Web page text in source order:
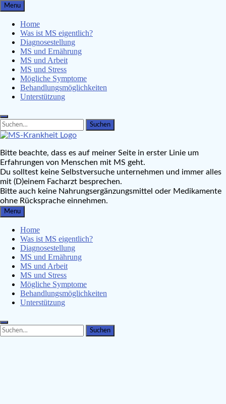
Skip
to
content
Menu
Home
Was ist MS eigentlich?
Diagnosestellung
MS und Ernährung
MS und Arbeit
MS und Stress
Mögliche Symptome
Behandlungsmöglichkeiten
Unterstützung
Search
for:
Search
MS-Krankheit.de
Leben mit Multipler Sklerose
Bitte beachte, dass es auf meiner Seite in erster Linie um
Erfahrungen von Menschen mit MS geht.
Du solltest keine Selbstversuche unternehmen und immer alles
mit (D)einem Facharzt besprechen.
Bitte auch keine Nahrungsergänzungsmittel oder Medikamente
ohne Rücksprache einnehmen.
Menu
Home
Was ist MS eigentlich?
Diagnosestellung
MS und Ernährung
MS und Arbeit
MS und Stress
Mögliche Symptome
Behandlungsmöglichkeiten
Unterstützung
Search
for:
Search